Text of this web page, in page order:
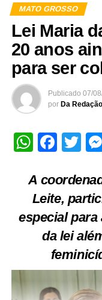
MATO GROSSO
Lei Maria
20 anos
para ser
Publicado 07/
por Da Redação
A
Leite,
especial para
da lei